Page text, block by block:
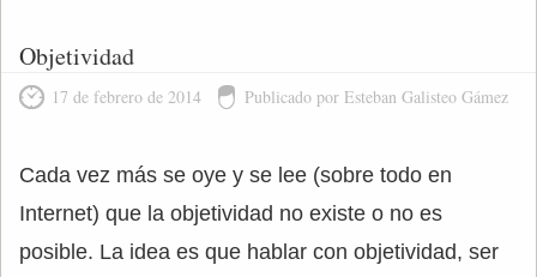
Objetividad
17 de febrero de 2014 Publicado por Esteban Galisteo Gámez
Cada vez más se oye y se lee (sobre todo en
Internet) que la objetividad no existe o no es
posible. La idea es que hablar con objetividad, ser